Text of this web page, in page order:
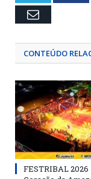
Email
CONTEÚDO
FESTRIBAL 2026